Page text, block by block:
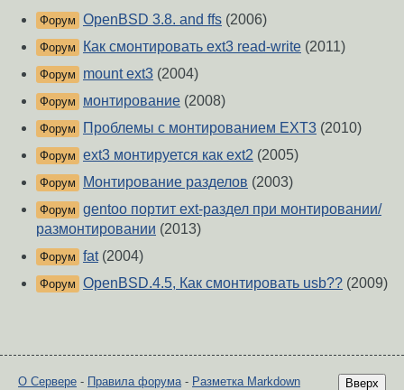
Форум OpenBSD 3.8. and ffs (2006)
Форум Как смонтировать ext3 read-write (2011)
Форум mount ext3 (2004)
Форум монтирование (2008)
Форум Проблемы с монтированием EXT3 (2010)
Форум ext3 монтируется как ext2 (2005)
Форум Монтирование разделов (2003)
Форум gentoo портит ext-раздел при монтировании/
размонтировании (2013)
Форум fat(2004)
Форум OpenBSD.4.5, Как смонтировать usb?? (2009)
Вверх
О Сервере - Правила форума- Разметка Markdown